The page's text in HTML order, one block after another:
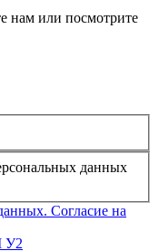
нам или посмотрите
Согласие на